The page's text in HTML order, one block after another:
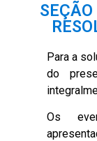
Para a
do
Os